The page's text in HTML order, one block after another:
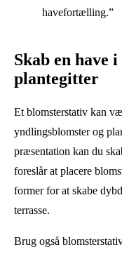
havefortælling.”
Skab en have
plantegitter
Et blomsterstativ kan
yndlingsblomster og
præsentation kan du
foreslår at placere
former for at skabe
terrasse.
Brug også